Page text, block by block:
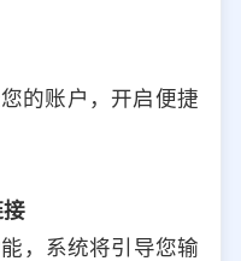
的账户，开启便捷
，系统将引导您输